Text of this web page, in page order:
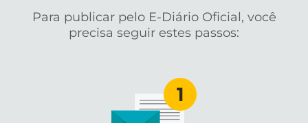
Para publicar pelo E-Diário Oficial, você
precisa seguir estes passos: